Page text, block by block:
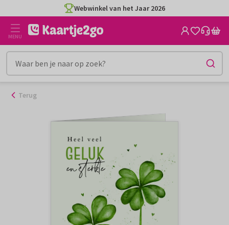
naar
inhoud
Webwinkel van het Jaar 2026
MENU
Terug